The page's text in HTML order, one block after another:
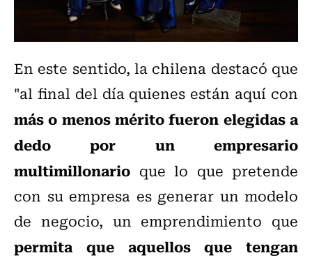
En este sentido, la chilena destacó que
"al final del día quienes están aquí con
más o menos mérito fueron elegidas a
dedo por un empresario
multimillonario que lo que pretende
con su empresa es generar un modelo
de negocio, un emprendimiento que
permita que aquellos que tengan